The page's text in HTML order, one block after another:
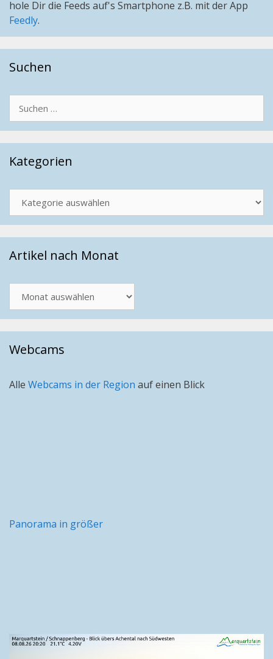
hole Dir die Feeds auf's Smartphone z.B. mit der App
Feedly.
Suchen
nach:
Kategorien
Artikel nach Monat
nach
Monat
Webcams
Alle Webcams in der Region auf einen Blick
Panorama in größer